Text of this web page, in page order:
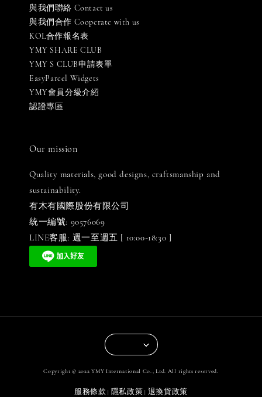
與我們聯絡 Contact us
與我們合作 Cooperate with us
KOL合作報名表
YMY SHARE CLUB
YMY S CLUB申請表單
EasyParcel Widgets
YMY會員分級介紹
認證專區
Our mission
Quality materials, good designs, craftsmanship and
sustainability.
有木有國際股份有限公司
統一編號: 90576069
LINE客服: 週一至週五 [ 10:00-18:30 ]
Copyright © 2022 YMY International Co., Ltd. All rights reserved.
服務條款 隱私政策 退換貨政策